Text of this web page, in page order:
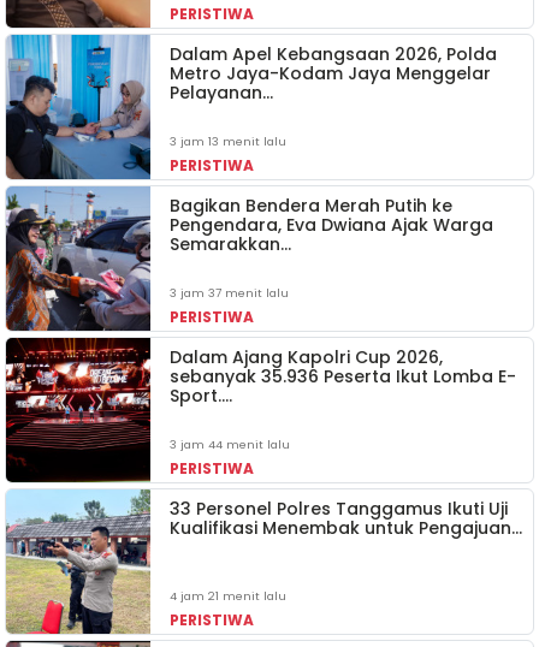
PERISTIWA
Dalam Apel Kebangsaan 2026, Polda
Metro Jaya-Kodam Jaya Menggelar
Pelayanan…
3 jam 13 menit lalu
PERISTIWA
Bagikan Bendera Merah Putih ke
Pengendara, Eva Dwiana Ajak Warga
Semarakkan…
3 jam 37 menit lalu
PERISTIWA
Dalam Ajang Kapolri Cup 2026,
sebanyak 35.936 Peserta Ikut Lomba E-
Sport.…
3 jam 44 menit lalu
PERISTIWA
33 Personel Polres Tanggamus Ikuti Uji
Kualifikasi Menembak untuk Pengajuan…
4 jam 21 menit lalu
PERISTIWA